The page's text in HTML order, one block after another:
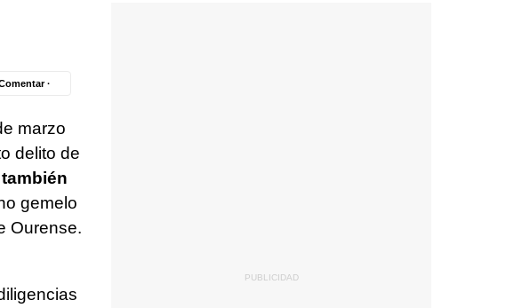
·
marzo
delito de
gemelo
Ourense.